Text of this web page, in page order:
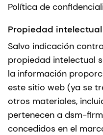
Política de
Propiedad intelectual
Salvo indicación
propiedad intelectual
la información
este sitio web (ya se
otros materiales,
pertenecen a dsm-
concedidos en el